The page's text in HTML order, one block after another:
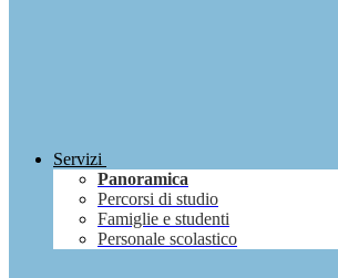
Servizi
Panoramica
Percorsi di studio
Famiglie e studenti
Personale scolastico